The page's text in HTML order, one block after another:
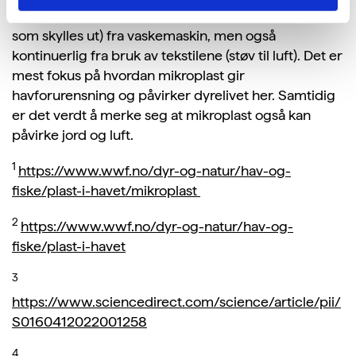
at primære spredningsveier er via gråvann (vannet
som skylles ut) fra vaskemaskin, men også
kontinuerlig fra bruk av tekstilene (støv til luft). Det er
mest fokus på hvordan mikroplast gir
havforurensning og påvirker dyrelivet her. Samtidig
er det verdt å merke seg at mikroplast også kan
påvirke jord og luft.
1 https://www.wwf.no/dyr-og-natur/hav-og-
fiske/plast-i-havet/mikroplast
2 https://www.wwf.no/dyr-og-natur/hav-og-
fiske/plast-i-havet
3
https://www.sciencedirect.com/science/article/pii/
S0160412022001258
4